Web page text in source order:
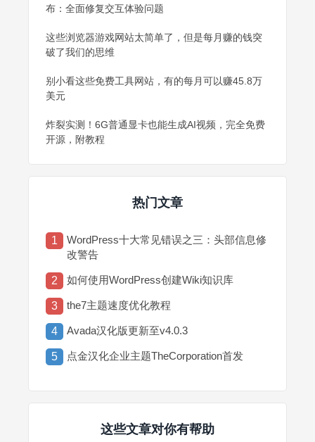
布：全面修复交互体验问题
这些浏览器游戏网站太简单了，但是每月赚的钱突
破了我们的思维
别小看这些免费工具网站，有的每月可以赚45.8万
美元
炸裂实测！6G普通显卡也能生成AI视频，完全免费
开源，附教程
热门文章
1
WordPress十大常见错误之三：头部信息修
改警告
2 如何使用WordPress创建Wiki知识库
3 the7主题速度优化教程
4 Avada汉化版更新至v4.0.3
5 点金汉化企业主题TheCorporation首发
这些文章对你有帮助